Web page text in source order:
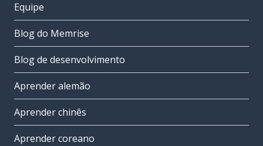
Equipe
Blog do Memrise
Blog de desenvolvimento
Aprender alemão
Aprender chinês
Aprender coreano